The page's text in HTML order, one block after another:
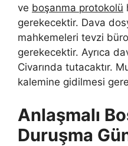
ve boşanma protokolü
gerekecektir. Dava
mahkemeleri tevzi
gerekecektir. Ayrıca
Civarında tutacaktır.
kalemine gidilmesi
Anlaşmalı
Duruşma